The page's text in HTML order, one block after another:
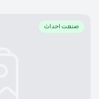
صنعت احداث